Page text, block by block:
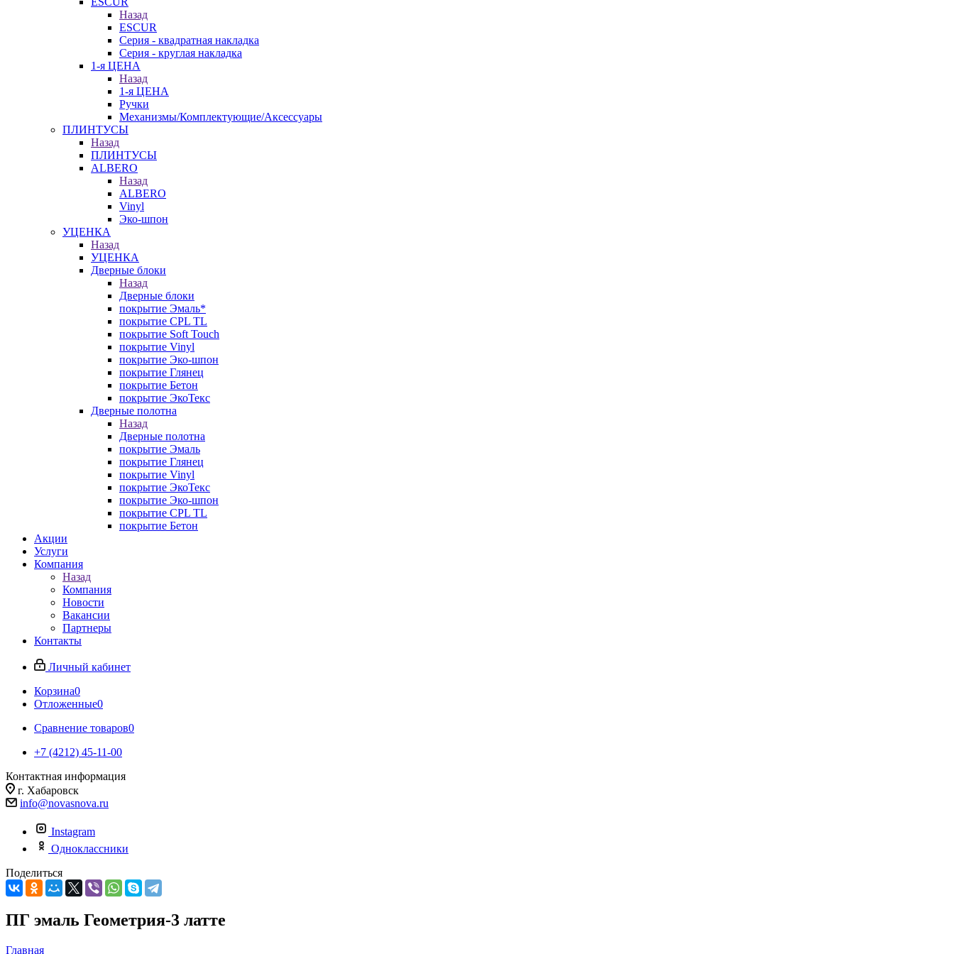
Назад
ESCUR
Серия - квадратная накладка
Серия - круглая накладка
1-я ЦЕНА
Назад
1-я ЦЕНА
Ручки
Механизмы/Комплектующие/Аксессуары
ПЛИНТУСЫ
Назад
ПЛИНТУСЫ
ALBERO
Назад
ALBERO
Vinyl
Эко-шпон
УЦЕНКА
Назад
УЦЕНКА
Дверные блоки
Назад
Дверные блоки
покрытие Эмаль*
покрытие CPL TL
покрытие Soft Touch
покрытие Vinyl
покрытие Эко-шпон
покрытие Глянец
покрытие Бетон
покрытие ЭкоТекс
Дверные полотна
Назад
Дверные полотна
покрытие Эмаль
покрытие Глянец
покрытие Vinyl
покрытие ЭкоТекс
покрытие Эко-шпон
покрытие CPL TL
покрытие Бетон
Акции
Услуги
Компания
Назад
Компания
Новости
Вакансии
Партнеры
Контакты
Личный кабинет
Корзина0
Отложенные0
Сравнение товаров0
+7 (4212) 45-11-00
Контактная информация
г. Хабаровск
info@novasnova.ru
Instagram
Одноклассники
Поделиться
ПГ эмаль Геометрия-3 латте
Главная